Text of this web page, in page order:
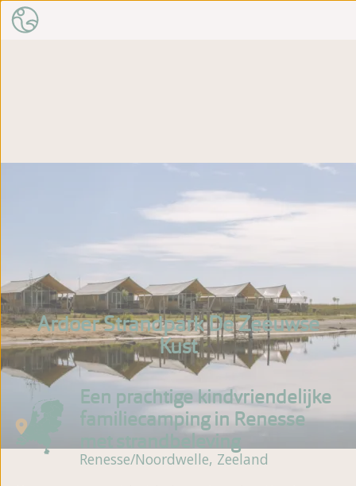
Ardoer Strandpark De Zeeuwse
Kust
Een prachtige kindvriendelijke
familiecamping in Renesse
met strandbeleving
Renesse/Noordwelle, Zeeland